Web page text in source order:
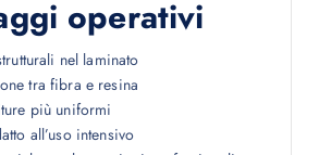
operativi
nel laminato
tra fibra e resina
più uniformi
all’uso intensivo